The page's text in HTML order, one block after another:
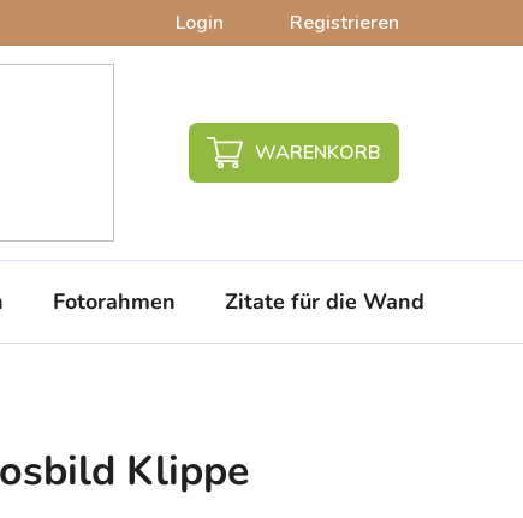
Login Registrieren
WARENKORB
Fotorahmen Zitate für die Wand
Klippe